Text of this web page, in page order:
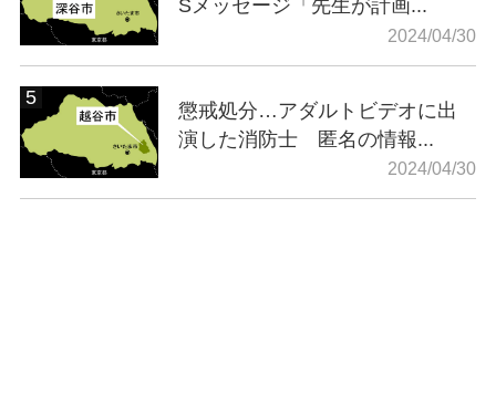
Sメッセージ「先生が計画...
2024/04/30
懲戒処分…アダルトビデオに出
演した消防士 匿名の情報...
2024/04/30